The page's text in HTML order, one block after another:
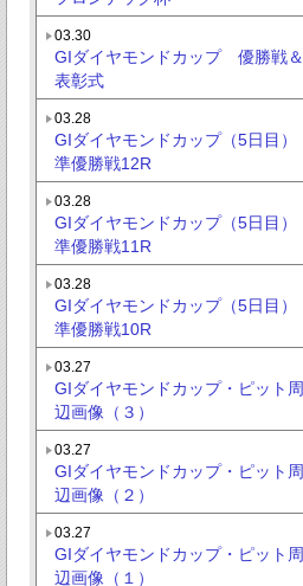
03.30
GIダイヤモンドカップ 優勝戦＆
表彰式
03.28
GIダイヤモンドカップ（5日目）
準優勝戦12R
03.28
GIダイヤモンドカップ（5日目）
準優勝戦11R
03.28
GIダイヤモンドカップ（5日目）
準優勝戦10R
03.27
GIダイヤモンドカップ・ピット周
辺画像（３）
03.27
GIダイヤモンドカップ・ピット周
辺画像（２）
03.27
GIダイヤモンドカップ・ピット周
辺画像（１）